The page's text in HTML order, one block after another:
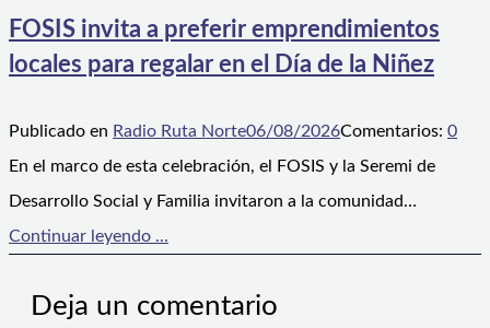
FOSIS invita a preferir emprendimientos
locales para regalar en el Día de la Niñez
Publicado en Radio Ruta Norte06/08/2026Comentarios: 0
En el marco de esta celebración, el FOSIS y la Seremi de
Desarrollo Social y Familia invitaron a la comunidad…
Continuar leyendo ...
Deja un comentario